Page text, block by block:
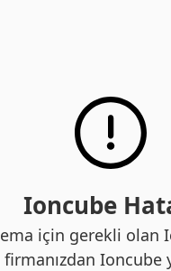
Ioncube
için gerekli olan
Ioncube